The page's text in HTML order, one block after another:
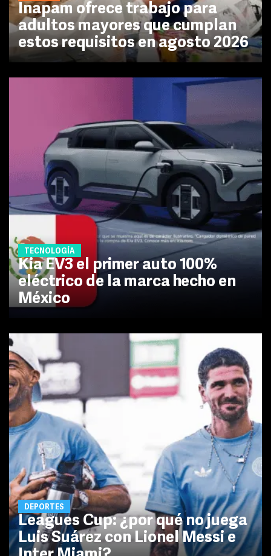
Inapam ofrece trabajo para
adultos mayores que cumplan
estos requisitos en agosto 2026
TECNOLOGÍA
Kia EV3 el primer auto 100%
eléctrico de la marca hecho en
México
DEPORTES
Leagues Cup: ¿por qué no juega
Luis Suárez con Lionel Messi e